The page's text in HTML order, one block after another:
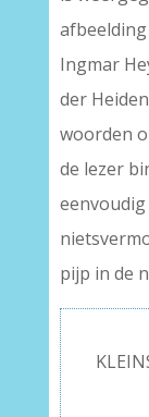
Ingmar
der
woorden
de lezer
pijp in de